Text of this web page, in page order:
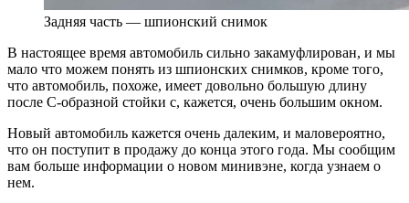
Задняя часть — шпионский снимок
В настоящее время автомобиль сильно закамуфлирован, и мы
мало что можем понять из шпионских снимков, кроме того,
что автомобиль, похоже, имеет довольно большую длину
после С-образной стойки с, кажется, очень большим окном.
Новый автомобиль кажется очень далеким, и маловероятно,
что он поступит в продажу до конца этого года. Мы сообщим
вам больше информации о новом минивэне, когда узнаем о
нем.